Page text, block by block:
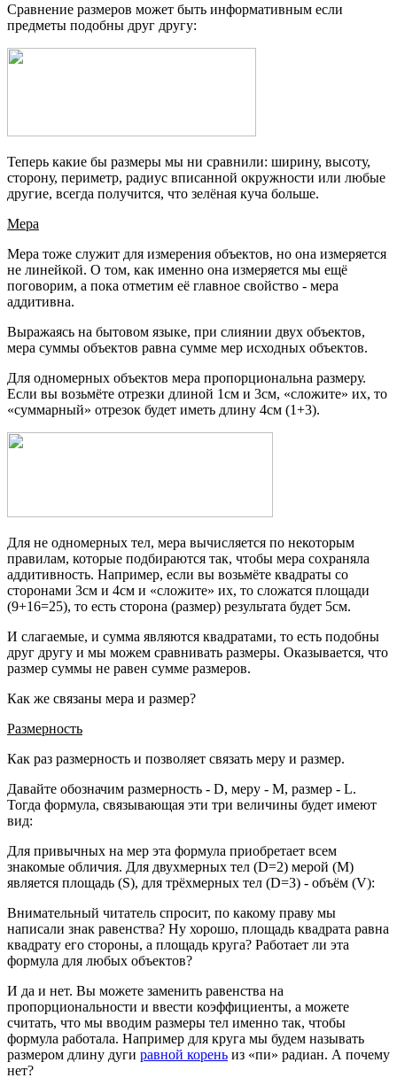
Сравнение размеров может быть информативным если
предметы подобны друг другу:
Теперь какие бы размеры мы ни сравнили: ширину, высоту,
сторону, периметр, радиус вписанной окружности или любые
другие, всегда получится, что зелёная куча больше.
Мера
Мера тоже служит для измерения объектов, но она измеряется
не линейкой. О том, как именно она измеряется мы ещё
поговорим, а пока отметим её главное свойство - мера
аддитивна.
Выражаясь на бытовом языке, при слиянии двух объектов,
мера суммы объектов равна сумме мер исходных объектов.
Для одномерных объектов мера пропорциональна размеру.
Если вы возьмёте отрезки длиной 1см и 3см, «сложите» их, то
«суммарный» отрезок будет иметь длину 4см (1+3).
Для не одномерных тел, мера вычисляется по некоторым
правилам, которые подбираются так, чтобы мера сохраняла
аддитивность. Например, если вы возьмёте квадраты со
сторонами 3см и 4см и «сложите» их, то сложатся площади
(9+16=25), то есть сторона (размер) результата будет 5см.
И слагаемые, и сумма являются квадратами, то есть подобны
друг другу и мы можем сравнивать размеры. Оказывается, что
размер суммы не равен сумме размеров.
Как же связаны мера и размер?
Размерность
Как раз размерность и позволяет связать меру и размер.
Давайте обозначим размерность - D, меру - M, размер - L.
Тогда формула, связывающая эти три величины будет имеют
вид:
Для привычных на мер эта формула приобретает всем
знакомые обличия. Для двухмерных тел (D=2) мерой (M)
является площадь (S), для трёхмерных тел (D=3) - объём (V):
Внимательный читатель спросит, по какому праву мы
написали знак равенства? Ну хорошо, площадь квадрата равна
квадрату его стороны, а площадь круга? Работает ли эта
формула для любых объектов?
И да и нет. Вы можете заменить равенства на
пропорциональности и ввести коэффициенты, а можете
считать, что мы вводим размеры тел именно так, чтобы
формула работала. Например для круга мы будем называть
размером длину дуги равной корень из «пи» радиан. А почему
нет?